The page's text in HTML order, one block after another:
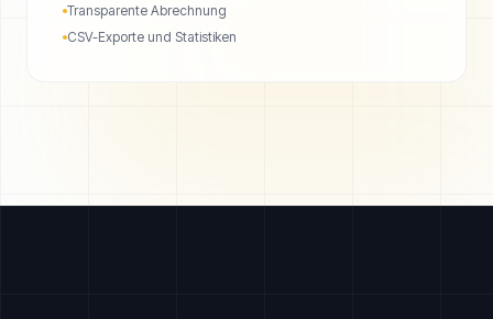
Transparente Abrechnung
CSV-Exporte und Statistiken